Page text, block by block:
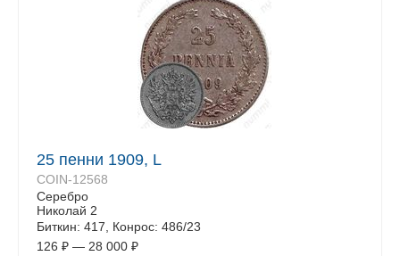
25 пенни 1909, L
COIN-12568
Серебро
Николай 2
Биткин: 417, Конрос: 486/23
126 ₽ — 28 000 ₽